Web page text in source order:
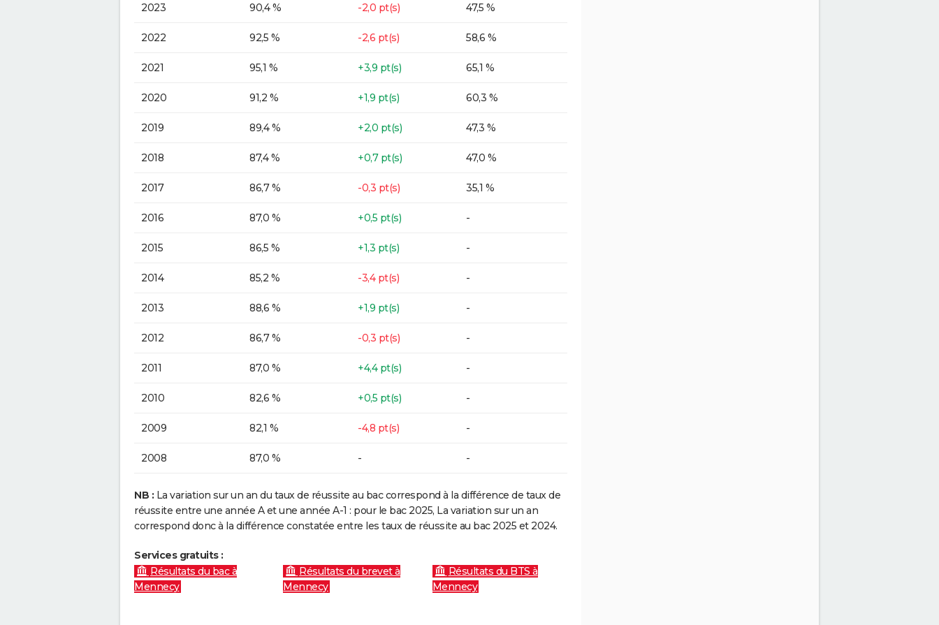
2023 90,4 % -2,0 pt(s) 47,5 %
2022 92,5 % -2,6 pt(s) 58,6 %
2021 95,1 % +3,9 pt(s) 65,1 %
2020 91,2 % +1,9 pt(s) 60,3 %
2019 89,4 % +2,0 pt(s) 47,3 %
2018 87,4 % +0,7 pt(s) 47,0 %
2017 86,7 % -0,3 pt(s) 35,1 %
2016 87,0 % +0,5 pt(s) -
2015 86,5 % +1,3 pt(s) -
2014 85,2 % -3,4 pt(s) -
2013 88,6 % +1,9 pt(s) -
2012 86,7 % -0,3 pt(s) -
2011 87,0 % +4,4 pt(s) -
2010 82,6 % +0,5 pt(s) -
2009 82,1 % -4,8 pt(s) -
2008 87,0 % - -
NB : La variation sur un an du taux de réussite au bac correspond à la différence de taux de
réussite entre une année A et une année A-1 : pour le bac 2025, La variation sur un an
correspond donc à la différence constatée entre les taux de réussite au bac 2025 et 2024.
Services gratuits :
Résultats du bac à
Mennecy
Résultats du brevet à
Mennecy
Résultats du BTS à
Mennecy